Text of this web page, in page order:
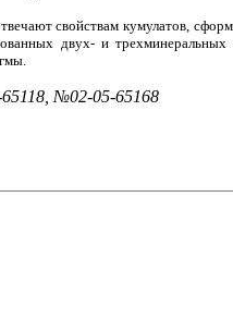
свойствам кумулатов,
двух- и трехминеральных
№02-05-65168